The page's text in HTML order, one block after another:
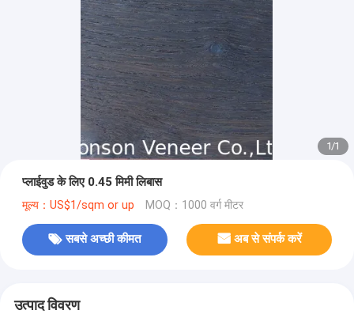
1/1
प्लाईवुड के लिए 0.45 मिमी लिबास
मूल्य：US$1/sqm or up MOQ：1000 वर्ग मीटर
सबसे अच्छी कीमत अब से संपर्क करें
उत्पाद विवरण